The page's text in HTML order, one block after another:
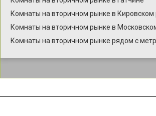
Комнаты на вторичном рынке в Кировском
Комнаты на вторичном рынке в
Комнаты на вторичном рынке рядом с